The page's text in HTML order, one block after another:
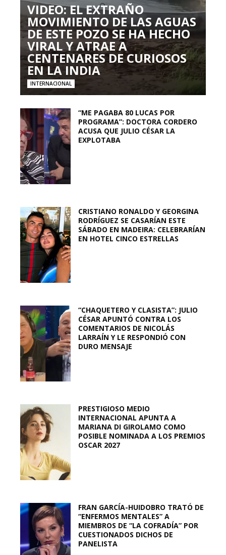
VIDEO: EL EXTRAÑO
MOVIMIENTO DE LAS AGUAS
DE ESTE POZO SE HA HECHO
VIRAL Y ATRAE A
CENTENARES DE CURIOSOS
EN LA INDIA
INTERNACIONAL
“ME PAGABA 80 LUCAS POR
PROGRAMA”: DOCTORA CORDERO
ACUSA QUE JULIO CÉSAR LA
EXPLOTABA
CRISTIANO RONALDO Y GEORGINA
RODRÍGUEZ SE CASARÍAN ESTE
SÁBADO EN MADEIRA: CELEBRARÍAN
EN HOTEL CINCO ESTRELLAS
“CHAQUETERO Y CLASISTA”: JULIO
CÉSAR APUNTÓ CONTRA LOS
COMENTARIOS DE NICOLÁS
LARRAÍN Y LE RESPONDIÓ CON
DURO MENSAJE
PRESTIGIOSO MEDIO
INTERNACIONAL APUNTA A
MARIANA DI GIROLAMO COMO
POSIBLE NOMINADA A LOS PREMIOS
OSCAR 2027
FRAN GARCÍA-HUIDOBRO TRATÓ DE
“ENFERMOS MENTALES” A
MIEMBROS DE “LA COFRADÍA” POR
CUESTIONADOS DICHOS DE
PANELISTA